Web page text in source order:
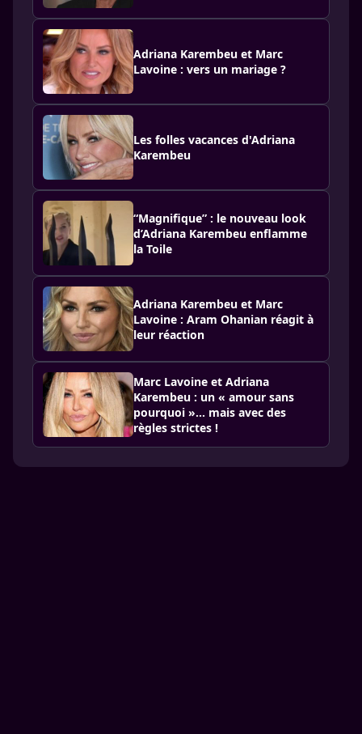
Adriana Karembeu et Marc
Lavoine : vers un mariage ?
Les folles vacances d'Adriana
Karembeu
“Magnifique” : le nouveau look
d’Adriana Karembeu enflamme
la Toile
Adriana Karembeu et Marc
Lavoine : Aram Ohanian réagit à
leur réaction
Marc Lavoine et Adriana
Karembeu : un « amour sans
pourquoi »... mais avec des
règles strictes !